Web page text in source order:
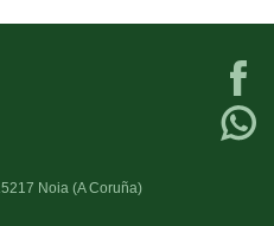
Noia (A Coruña)